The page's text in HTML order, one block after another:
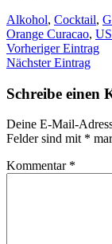
Alkohol, Cocktail,
Orange Curacao,
Vorheriger Eintrag
Nächster Eintrag
Schreibe einen
Deine E-Mail-
Felder sind mit *
Kommentar *